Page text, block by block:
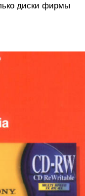
диски фирмы